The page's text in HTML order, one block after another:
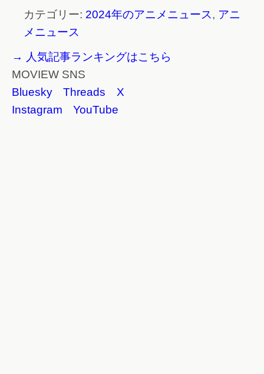
カテゴリー: 2024年のアニメニュース, アニ
メニュース
→ 人気記事ランキングはこちら
MOVIEW SNS
Bluesky
Threads
X
Instagram
YouTube